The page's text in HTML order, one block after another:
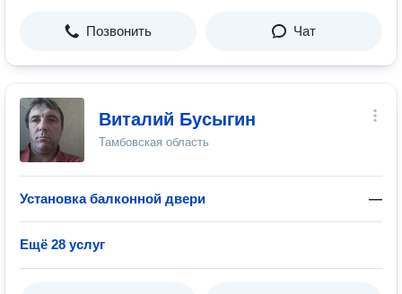
Позвонить Чат
Виталий Бусыгин
Тамбовская область
Установка балконной двери —
Ещё 28 услуг